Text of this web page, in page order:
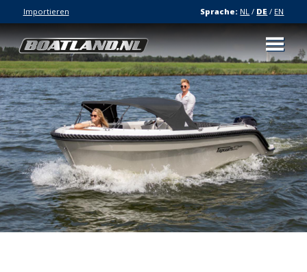
Importieren Sprache: NL / DE / EN